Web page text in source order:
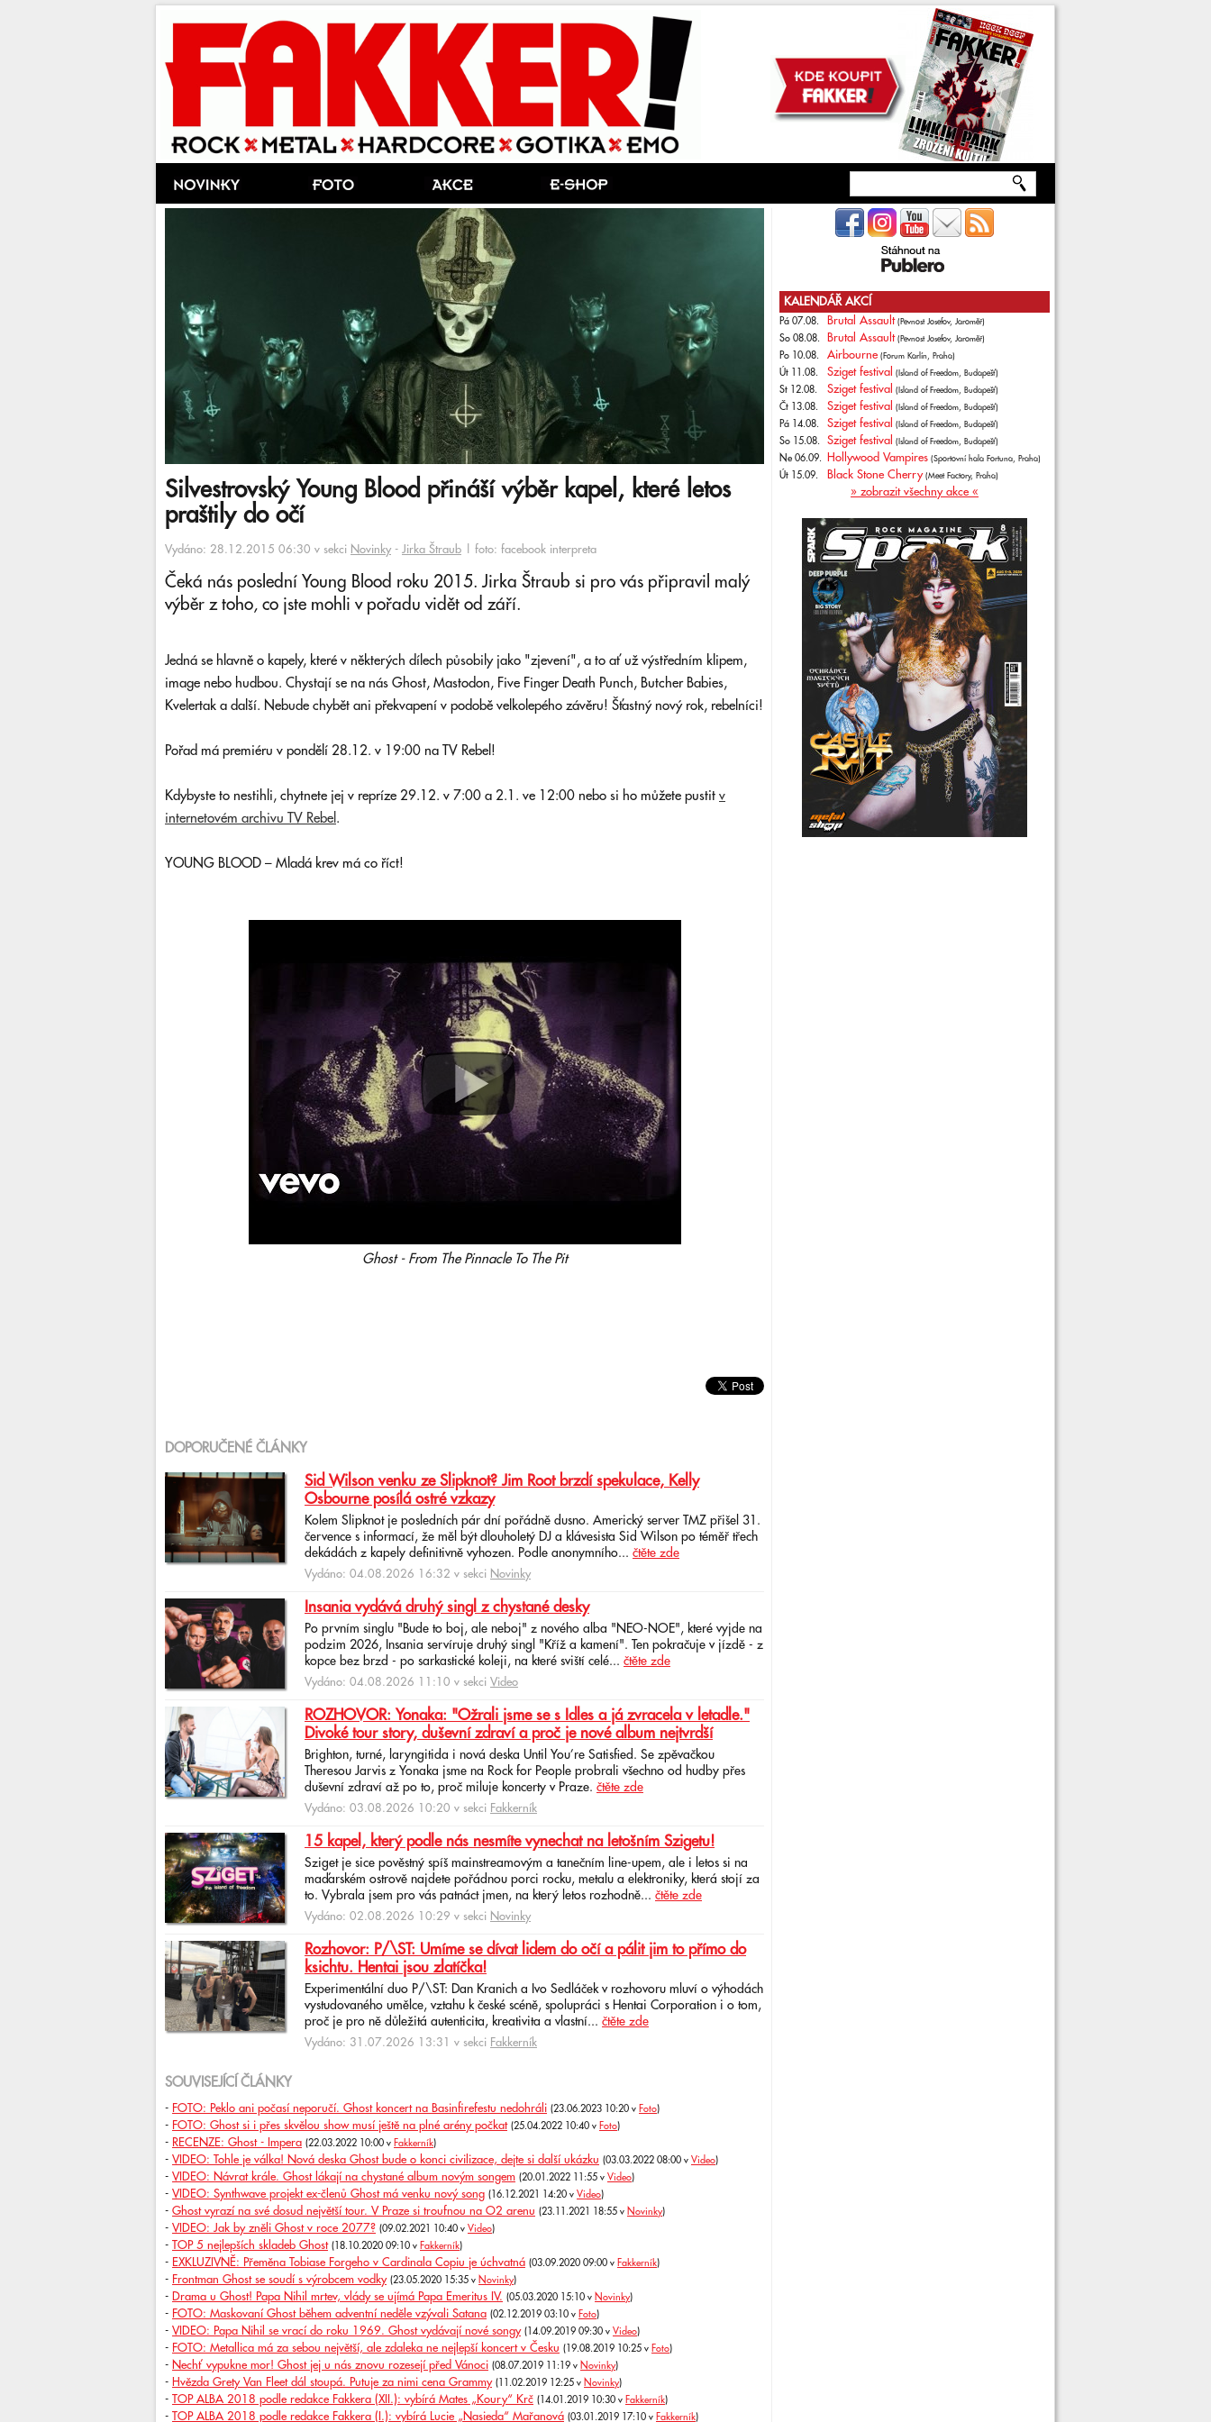
Silvestrovský Young Blood přináší výběr kapel, které letos
praštily do očí
Vydáno: 28.12.2015 06:30 v sekci Novinky - Jirka Štraub | foto: facebook interpreta
Čeká nás poslední Young Blood roku 2015. Jirka Štraub si pro vás připravil malý
výběr z toho, co jste mohli v pořadu vidět od září.
Jedná se hlavně o kapely, které v některých dílech působily jako "zjevení", a to ať už výstředním klipem,
image nebo hudbou. Chystají se na nás Ghost, Mastodon, Five Finger Death Punch, Butcher Babies,
Kvelertak a další. Nebude chybět ani překvapení v podobě velkolepého závěru! Šťastný nový rok, rebelníci!
Pořad má premiéru v pondělí 28.12. v 19:00 na TV Rebel!
Kdybyste to nestihli, chytnete jej v repríze 29.12. v 7:00 a 2.1. ve 12:00 nebo si ho můžete pustit v
internetovém archivu TV Rebel .
YOUNG BLOOD – Mladá krev má co říct!
Ghost - From The Pinnacle To The Pit
DOPORUČENÉ ČLÁNKY
Sid Wilson venku ze Slipknot? Jim Root brzdí spekulace, Kelly
Osbourne posílá ostré vzkazy
Kolem Slipknot je posledních pár dní pořádně dusno. Americký server TMZ přišel 31.
července s informací, že měl být dlouholetý DJ a klávesista Sid Wilson po téměř třech
dekádách z kapely definitivně vyhozen. Podle anonymního... čtěte zde
Vydáno: 04.08.2026 16:32 v sekci Novinky
Insania vydává druhý singl z chystané desky
Po prvním singlu "Bude to boj, ale neboj" z nového alba "NEO-NOE", které vyjde na
podzim 2026, Insania servíruje druhý singl "Kříž a kamení". Ten pokračuje v jízdě - z
kopce bez brzd - po sarkastické koleji, na které sviští celé... čtěte zde
Vydáno: 04.08.2026 11:10 v sekci Video
ROZHOVOR: Yonaka: "Ožrali jsme se s Idles a já zvracela v letadle."
Divoké tour story, duševní zdraví a proč je nové album nejtvrdší
Brighton, turné, laryngitida i nová deska Until You’re Satisfied. Se zpěvačkou
Theresou Jarvis z Yonaka jsme na Rock for People probrali všechno od hudby přes
duševní zdraví až po to, proč miluje koncerty v Praze. čtěte zde
Vydáno: 03.08.2026 10:20 v sekci Fakkerník
15 kapel, který podle nás nesmíte vynechat na letošním Szigetu!
Sziget je sice pověstný spíš mainstreamovým a tanečním line-upem, ale i letos si na
maďarském ostrově najdete pořádnou porci rocku, metalu a elektroniky, která stojí za
to. Vybrala jsem pro vás patnáct jmen, na který letos rozhodně... čtěte zde
Vydáno: 02.08.2026 10:29 v sekci Novinky
Rozhovor: P/\ST: Umíme se dívat lidem do očí a pálit jim to přímo do
ksichtu. Hentai jsou zlatíčka!
Experimentální duo P/\ST: Dan Kranich a Ivo Sedláček v rozhovoru mluví o výhodách
vystudovaného umělce, vztahu k české scéně, spolupráci s Hentai Corporation i o tom,
proč je pro ně důležitá autenticita, kreativita a vlastní... čtěte zde
Vydáno: 31.07.2026 13:31 v sekci Fakkerník
SOUVISEJÍCÍ ČLÁNKY
- FOTO: Peklo ani počasí neporučí. Ghost koncert na Basinfirefestu nedohráli (23.06.2023 10:20 v Foto)
- FOTO: Ghost si i přes skvělou show musí ještě na plné arény počkat (25.04.2022 10:40 v Foto)
- RECENZE: Ghost - Impera (22.03.2022 10:00 v Fakkerník)
- VIDEO: Tohle je válka! Nová deska Ghost bude o konci civilizace, dejte si další ukázku (03.03.2022 08:00 v Video)
- VIDEO: Návrat krále. Ghost lákají na chystané album novým songem (20.01.2022 11:55 v Video)
- VIDEO: Synthwave projekt ex-členů Ghost má venku nový song (16.12.2021 14:20 v Video)
- Ghost vyrazí na své dosud největší tour. V Praze si troufnou na O2 arenu (23.11.2021 18:55 v Novinky)
- VIDEO: Jak by zněli Ghost v roce 2077? (09.02.2021 10:40 v Video)
- TOP 5 nejlepších skladeb Ghost (18.10.2020 09:10 v Fakkerník)
- EXKLUZIVNĚ: Přeměna Tobiase Forgeho v Cardinala Copiu je úchvatná (03.09.2020 09:00 v Fakkerník)
- Frontman Ghost se soudí s výrobcem vodky (23.05.2020 15:35 v Novinky)
- Drama u Ghost! Papa Nihil mrtev, vlády se ujímá Papa Emeritus IV. (05.03.2020 15:10 v Novinky)
- FOTO: Maskovaní Ghost během adventní neděle vzývali Satana (02.12.2019 03:10 v Foto)
- VIDEO: Papa Nihil se vrací do roku 1969. Ghost vydávají nové songy (14.09.2019 09:30 v Video)
- FOTO: Metallica má za sebou největší, ale zdaleka ne nejlepší koncert v Česku (19.08.2019 10:25 v Foto)
- Nechť vypukne mor! Ghost jej u nás znovu rozesejí před Vánoci (08.07.2019 11:19 v Novinky)
- Hvězda Grety Van Fleet dál stoupá. Putuje za nimi cena Grammy (11.02.2019 12:25 v Novinky)
- TOP ALBA 2018 podle redakce Fakkera (XII.): vybírá Mates „Koury“ Krč (14.01.2019 10:30 v Fakkerník)
- TOP ALBA 2018 podle redakce Fakkera (I.): vybírá Lucie „Nasieda“ Mařanová (03.01.2019 17:10 v Fakkerník)
KALENDÁŘ AKCÍ
Pá 07.08. Brutal Assault (Pevnost Josefov, Jaroměř)
So 08.08. Brutal Assault (Pevnost Josefov, Jaroměř)
Po 10.08. Airbourne (Forum Karlín, Praha)
Út 11.08. Sziget festival (Island of Freedom, Budapešť)
St 12.08. Sziget festival (Island of Freedom, Budapešť)
Čt 13.08. Sziget festival (Island of Freedom, Budapešť)
Pá 14.08. Sziget festival (Island of Freedom, Budapešť)
So 15.08. Sziget festival (Island of Freedom, Budapešť)
Ne 06.09. Hollywood Vampires (Sportovní hala Fortuna, Praha)
Út 15.09. Black Stone Cherry (Meet Factory, Praha)
» zobrazit všechny akce «